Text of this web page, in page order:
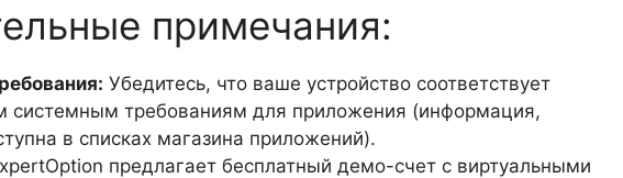
примечания:
Убедитесь, что ваше устройство соответствует
системным требованиям для приложения (информация,
в списках магазина приложений).
предлагает бесплатный демо-счет с виртуальными